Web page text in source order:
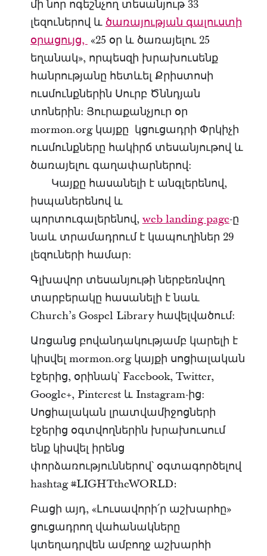
մի նոր ոգեշնչող տեսանյութ 33
լեզուներով ևծառայության գալուստի
օրացույց,«25 օր և ծառայելու 25
եղանակ», որպեսզի խրախուսենք
հանրությանը հետևել Քրիստոսի
ուսմունքներին Սուրբ Ծննդյան
տոներին: Յուրաքանչյուր օր
mormon.org կայքը կցուցադրի Փրկիչի
ուսմունքները հակիրճ տեսանյութով և
ծառայելու գաղափարներով:
Կայքը հասանելի է անգլերենով,
իսպաներենով և
պորտուգալերենով,web landing page-ը
նաև տրամադրում է կապուղիներ 29
լեզուների համար:
Գլխավոր տեսանյութի ներբեռնվող
տարբերակը հասանելի է նաև
Church’s Gospel Library հավելվածում:
Առցանց բովանդակությամբ կարելի է
կիսվել mormon.org կայքի սոցիալական
էջերից, օրինակ՝ Facebook, Twitter,
Google+, Pinterest և Instagram-ից:
Սոցիալական լրատվամիջոցների
էջերից օգտվողներին խրախուսում
ենք կիսվել իրենց
փորձառություններով՝ օգտագործելով
hashtag #LIGHTtheWORLD։
Բացի այդ, «Լուսավորի՛ր աշխարհը»
ցուցադրող վահանակները
կտեղադրվեն ամբողջ աշխարհի